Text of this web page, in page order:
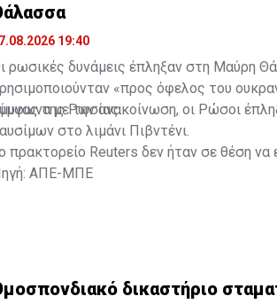
19:40
ρωσικές δυνάμεις έπληξαν στη Μαύρη
«προς όφελος του
της Ρωσίας.
με την ανακοίνωση, οι Ρώσοι
στο λιμάνι Πιβντένι.
πρακτορείο Reuters δεν ήταν σε θέση να
ΑΠΕ-ΜΠΕ
δικαστήριο